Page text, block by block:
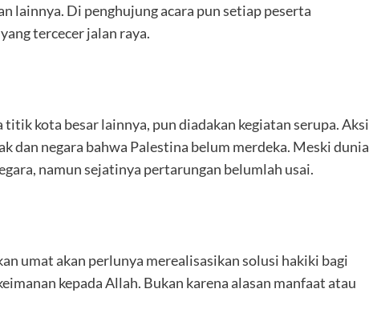
lainnya. Di penghujung acara pun setiap peserta
tercecer jalan raya.
kota besar lainnya, pun diadakan kegiatan serupa. Aksi
dan negara bahwa Palestina belum merdeka. Meski dunia
namun sejatinya pertarungan belumlah usai.
umat akan perlunya merealisasikan solusi hakiki bagi
kepada Allah. Bukan karena alasan manfaat atau